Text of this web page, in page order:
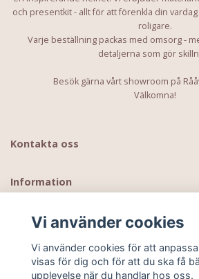
och presentkit - allt för att förenkla din
roligare.
Varje beställning packas med omsorg -
detaljerna som gör
Besök gärna vårt showroom på
Välkomna!
Kontakta oss
Information
Vi använder cookies
Vi använder cookies för att
visas för dig och för att du ska få
upplevelse när du handlar hos oss.